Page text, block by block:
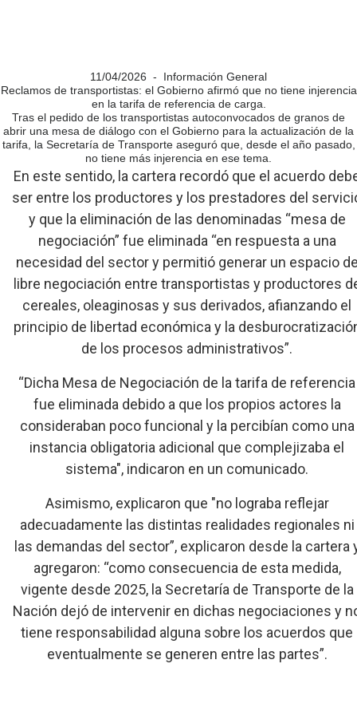
11/04/2026 - Información General
Reclamos de transportistas: el Gobierno afirmó que no tiene injerencia
en la tarifa de referencia de carga.
Tras el pedido de los transportistas autoconvocados de granos de
abrir una mesa de diálogo con el Gobierno para la actualización de la
tarifa, la Secretaría de Transporte aseguró que, desde el año pasado,
no tiene más injerencia en ese tema.
En este sentido, la cartera recordó que el acuerdo
ser entre los productores y los prestadores del
y que la eliminación de las denominadas “mesa de
negociación” fue eliminada “en respuesta a una
necesidad del sector y permitió generar un espacio
libre negociación entre transportistas y productores
cereales, oleaginosas y sus derivados, afianzando el
principio de libertad económica y la
de los procesos administrativos”.
“Dicha Mesa de Negociación de la tarifa de referencia
fue eliminada debido a que los propios actores la
consideraban poco funcional y la percibían como una
instancia obligatoria adicional que complejizaba el
sistema", indicaron en un comunicado.
Asimismo, explicaron que "no lograba reflejar
adecuadamente las distintas realidades regionales ni
las demandas del sector”, explicaron desde la cartera
agregaron: “como consecuencia de esta medida,
vigente desde 2025, la Secretaría de Transporte de la
Nación dejó de intervenir en dichas negociaciones y
tiene responsabilidad alguna sobre los acuerdos que
eventualmente se generen entre las partes”.